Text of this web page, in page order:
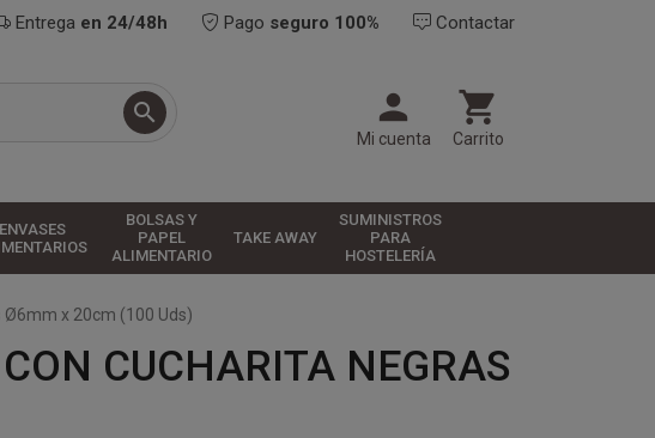
Entrega en 24/48h Pago seguro 100% Contactar
 
Mi cuenta

Carrito
ENVASES
BOLSAS Y
PAPEL
ALIMENTARIO
TAKE AWAY
SUMINISTROS
PARA
HOSTELERÍA
Ø6mm x 20cm (100 Uds)
CUCHARITA NEGRAS